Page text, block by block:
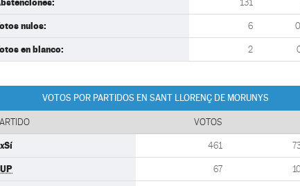
131
nulos: 6
en blanco: 2
VOTOS POR PARTIDOS EN SANT LLORENÇ DE MORUNYS
VOTOS
461
67